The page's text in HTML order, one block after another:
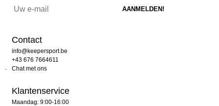
Contact
info@keepersport.be
+43 676 7664611
Chat met ons
Klantenservice
Maandag: 9:00-16:00